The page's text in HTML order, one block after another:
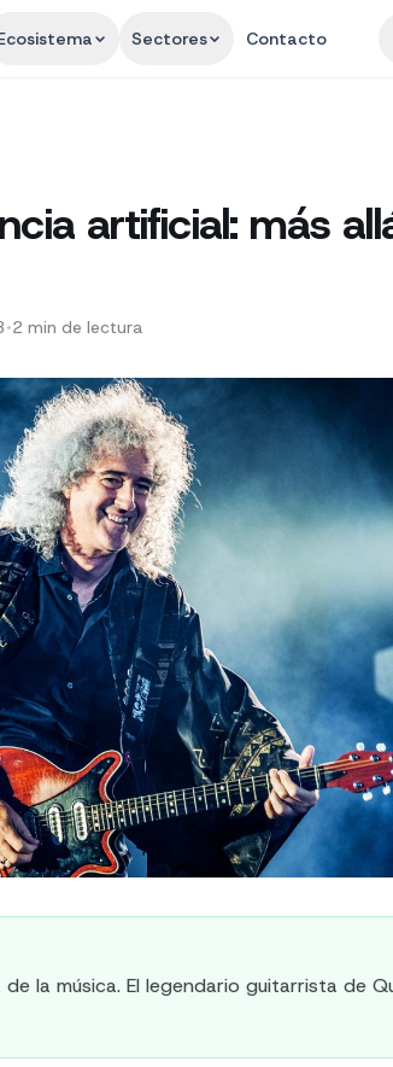
Sectores Contacto
artificial: más
•2 min de lectura
la música. El legendario guitarrista de